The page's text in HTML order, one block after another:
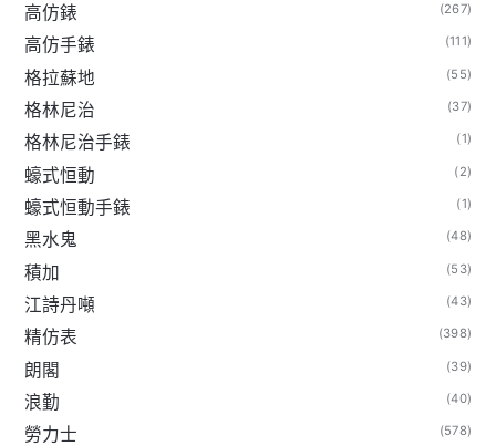
高仿錶 (267)
高仿手錶 (111)
格拉蘇地 (55)
格林尼治 (37)
格林尼治手錶 (1)
蠔式恒動 (2)
蠔式恒動手錶 (1)
黑水鬼 (48)
積加 (53)
江詩丹噸 (43)
精仿表 (398)
朗閣 (39)
浪勤 (40)
勞力士 (578)